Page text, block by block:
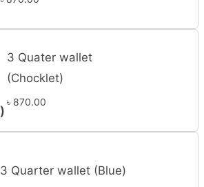
3 Quater wallet
(Chocklet)
৳ 870.00
3 Quarter wallet (Blue)